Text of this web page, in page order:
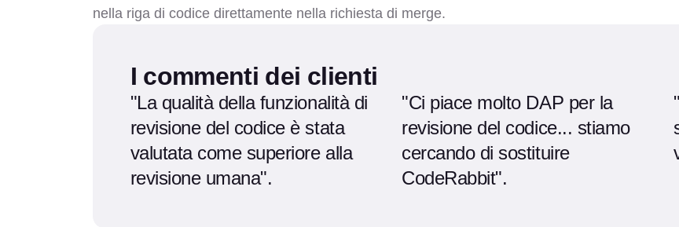
nella riga di codice direttamente nella richiesta di merge.
I commenti dei clienti
"La qualità della funzionalità di
revisione del codice è stata
valutata come superiore alla
revisione umana".
"Ci piace molto DAP per la
revisione del codice... stiamo
cercando di sostituire
CodeRabbit".